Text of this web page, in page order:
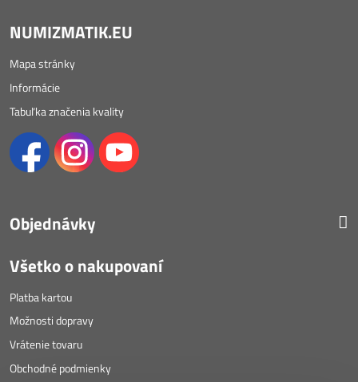
NUMIZMATIK.EU
Mapa stránky
Informácie
Tabuľka značenia kvality
Objednávky
Všetko o nakupovaní
Platba kartou
Možnosti dopravy
Vrátenie tovaru
Obchodné podmienky